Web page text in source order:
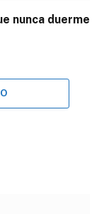
nunca duerme